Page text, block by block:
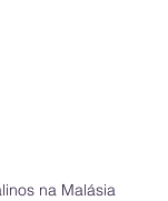
na Malásia